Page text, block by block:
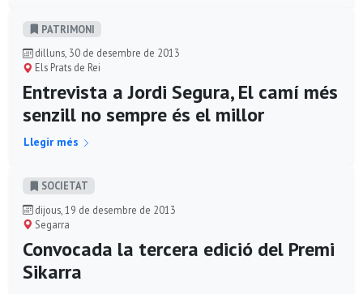
PATRIMONI
dilluns, 30 de desembre de 2013
Els Prats de Rei
Entrevista a Jordi Segura, El camí més
senzill no sempre és el millor
Llegir més
SOCIETAT
dijous, 19 de desembre de 2013
Segarra
Convocada la tercera edició del Premi
Sikarra